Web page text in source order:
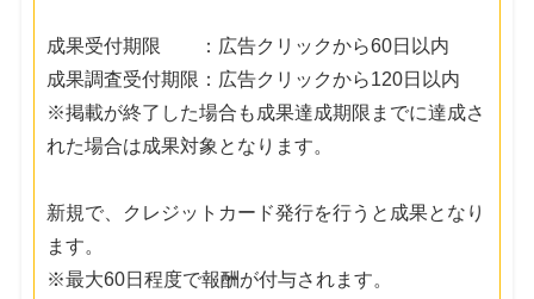
成果受付期限 ：広告クリックから60日以内
成果調査受付期限：広告クリックから120日以内
※掲載が終了した場合も成果達成期限までに達成さ
れた場合は成果対象となります。
新規で、クレジットカード発行を行うと成果となり
ます。
※最大60日程度で報酬が付与されます。